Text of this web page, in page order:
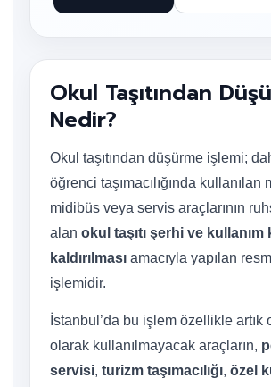
Okul Taşıtından
Nedir?
Okul taşıtından düşürme işlemi;
öğrenci taşımacılığında kullanılan
midibüs veya servis araçlarının
alan okul taşıtı şerhi ve kullanım
kaldırılması amacıyla yapılan
işlemidir.
İstanbul’da bu işlem özellikle artık
olarak kullanılmayacak araçların,
servisi, turizm taşımacılığı, özel